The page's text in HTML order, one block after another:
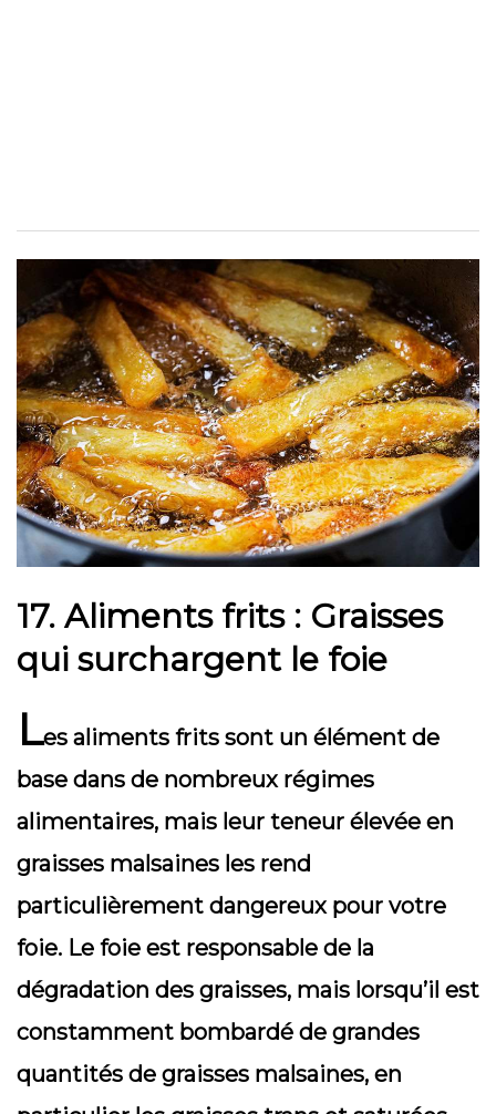
17. Aliments frits : Graisses
qui surchargent le foie
Les aliments frits sont un élément de
base dans de nombreux régimes
alimentaires, mais leur teneur élevée en
graisses malsaines les rend
particulièrement dangereux pour votre
foie. Le foie est responsable de la
dégradation des graisses, mais lorsqu’il est
constamment bombardé de grandes
quantités de graisses malsaines, en